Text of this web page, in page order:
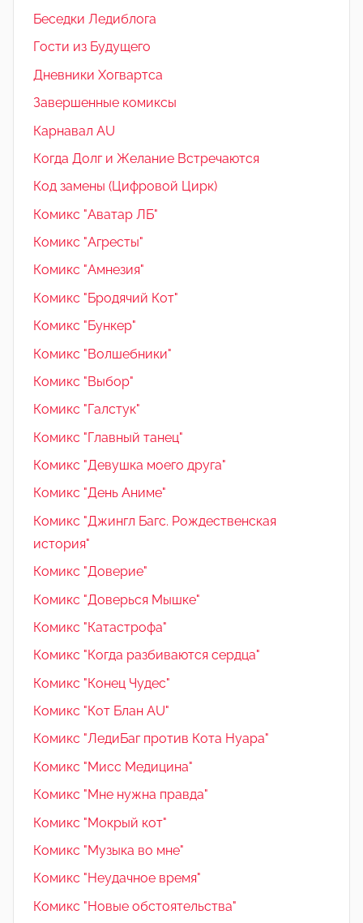
Беседки Ледиблога
Гости из Будущего
Дневники Хогвартса
Завершенные комиксы
Карнавал AU
Когда Долг и Желание Встречаются
Код замены (Цифровой Цирк)
Комикс "Аватар ЛБ"
Комикс "Агресты"
Комикс "Амнезия"
Комикс "Бродячий Кот"
Комикс "Бункер"
Комикс "Волшебники"
Комикс "Выбор"
Комикс "Галстук"
Комикс "Главный танец"
Комикс "Девушка моего друга"
Комикс "День Аниме"
Комикс "Джингл Багс. Рождественская
история"
Комикс "Доверие"
Комикс "Доверься Мышке"
Комикс "Катастрофа"
Комикс "Когда разбиваются сердца"
Комикс "Конец Чудес"
Комикс "Кот Блан AU"
Комикс "ЛедиБаг против Кота Нуара"
Комикс "Мисс Медицина"
Комикс "Мне нужна правда"
Комикс "Мокрый кот"
Комикс "Музыка во мне"
Комикс "Неудачное время"
Комикс "Новые обстоятельства"